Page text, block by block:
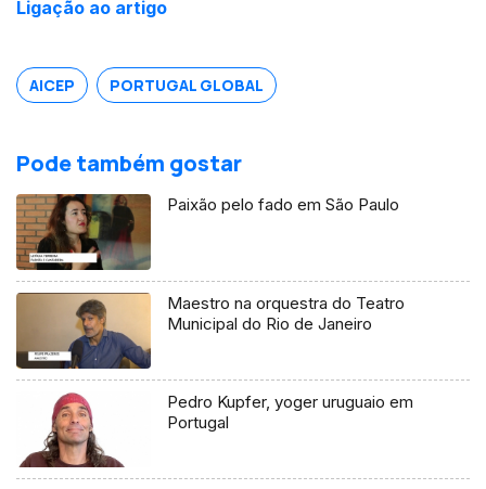
Ligação ao artigo
AICEP PORTUGAL GLOBAL
Pode também gostar
Paixão pelo fado em São Paulo
Maestro na orquestra do Teatro
Municipal do Rio de Janeiro
Pedro Kupfer, yoger uruguaio em
Portugal